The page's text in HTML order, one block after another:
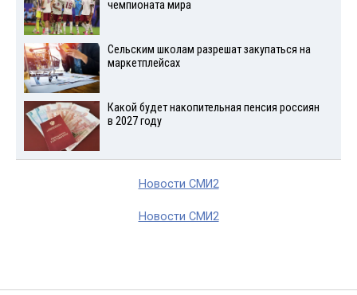
чемпионата мира
Сельским школам разрешат закупаться на
маркетплейсах
Какой будет накопительная пенсия россиян
в 2027 году
Новости СМИ2
Новости СМИ2